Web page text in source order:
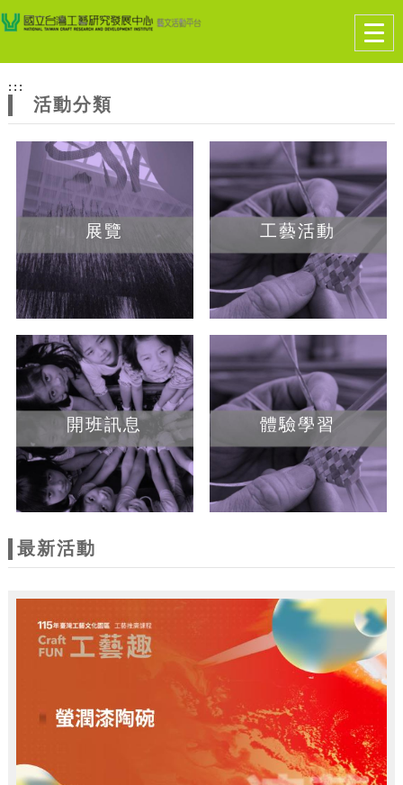
網
站
主
題
跳到主要內容
網站導覽
:::
活動分類
展覽 工藝活動
開班訊息 體驗學習
最新活動